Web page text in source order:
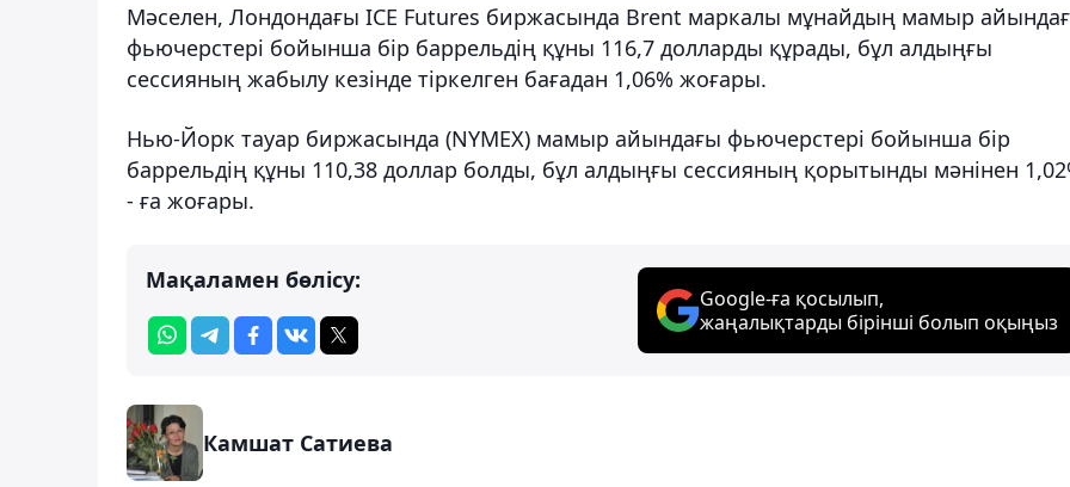
Мәселен, Лондондағы ICE Futures биржасында Brent маркалы мұнайдың мамыр
фьючерстері бойынша бір баррельдің құны 116,7 долларды құрады, бұл алдыңғы
сессияның жабылу кезінде тіркелген бағадан 1,06% жоғары.
Нью-Йорк тауар биржасында (NYMEX) мамыр айындағы фьючерстері бойынша бір
баррельдің құны 110,38 доллар болды, бұл алдыңғы сессияның қорытынды мәнінен
- ға жоғары.
Мақаламен бөлісу:
Google-ға қосылып,
жаңалықтарды бірінші болып оқыңыз
Камшат Сатиева